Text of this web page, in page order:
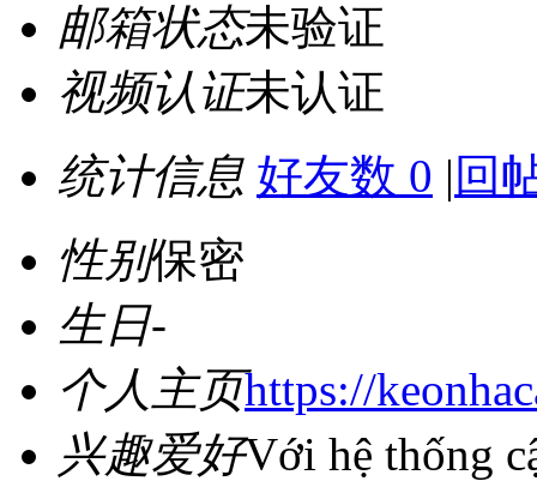
邮箱状态未验证
视频认证未认证
统计信息 好友数 0 | 回
性别保密
生日-
个人主页https://
兴趣爱好Với hệ thống